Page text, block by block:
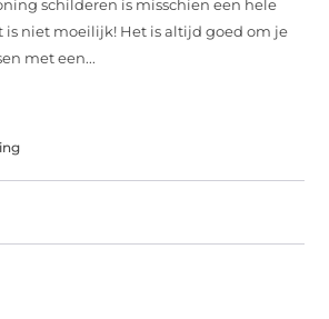
schilderen is misschien een hele
is niet moeilijk! Het is altijd goed om je
met een...